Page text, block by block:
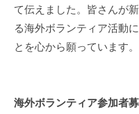
て伝えました。皆さんが
る海外ボランティア活動
とを心から願っています。
海外ボランティア参加者